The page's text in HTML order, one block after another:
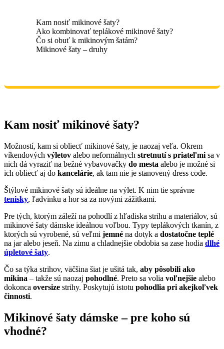
Kam nosiť mikinové šaty?
Ako kombinovať teplákové mikinové šaty?
Čo si obuť k mikinovým šatám?
Mikinové šaty – druhy
Kam nosiť mikinové šaty?
Možností, kam si obliecť mikinové šaty, je naozaj veľa. Okrem
víkendových výletov alebo neformálnych stretnutí s priateľmi sa v
nich dá vyraziť na bežné vybavovačky do mesta alebo je možné si
ich obliecť aj do kancelárie, ak tam nie je stanovený dress code.
Štýlové mikinové šaty sú ideálne na výlet. K nim tie správne
tenisky, ľadvinku a hor sa za novými zážitkami.
Pre tých, ktorým záleží na pohodlí z hľadiska strihu a materiálov, sú
mikinové šaty dámske ideálnou voľbou. Typy teplákových tkanín, z
ktorých sú vyrobené, sú veľmi jemné na dotyk a dostatočne teplé
na jar alebo jeseň. Na zimu a chladnejšie obdobia sa zase hodia dlhé
úpletové šaty.
Čo sa týka strihov, väčšina šiat je ušitá tak, aby pôsobili ako
mikina – takže sú naozaj pohodlné. Preto sa volia voľnejšie alebo
dokonca oversize strihy. Poskytujú istotu pohodlia pri akejkoľvek
činnosti.
Mikinové šaty dámske – pre koho sú
vhodné?